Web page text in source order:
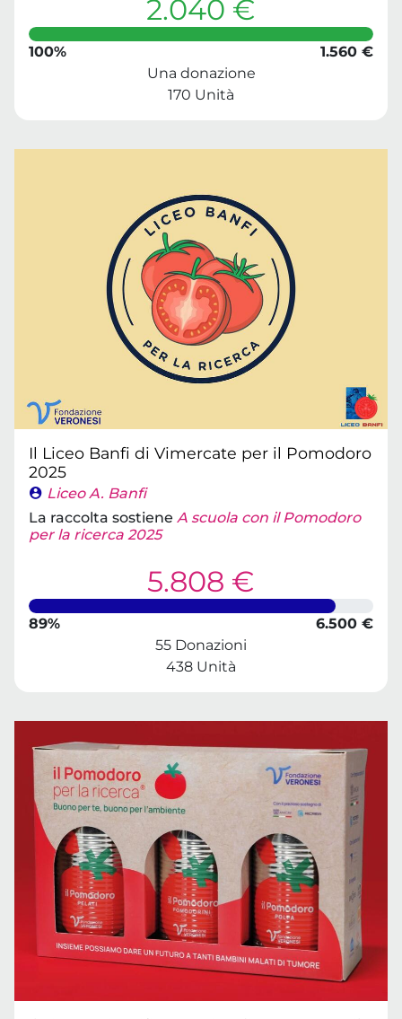
2.040 €
100%
1.560 €
Una donazione
170 Unità
Il Liceo Banfi di Vimercate per il Pomodoro
2025
Liceo A. Banfi
La raccolta sostiene A scuola con il Pomodoro
per la ricerca 2025
5.808 €
89%
6.500 €
55 Donazioni
438 Unità